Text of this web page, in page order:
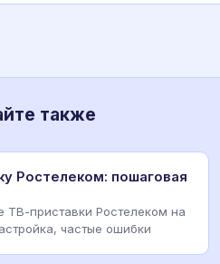
также
Ростелеком: пошаговая
ТВ-приставки Ростелеком на
частые ошибки